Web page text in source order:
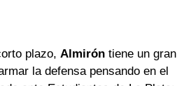
plazo, Almirón tiene un gran
la defensa pensando en el